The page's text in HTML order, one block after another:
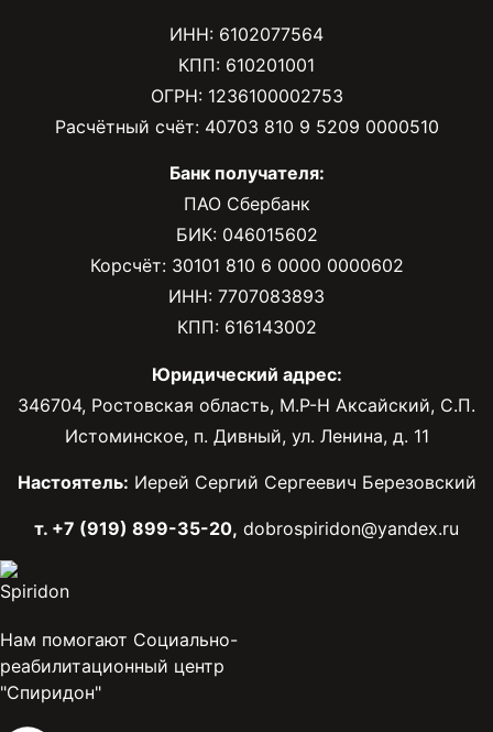
ИНН: 6102077564
КПП: 610201001
ОГРН: 1236100002753
Расчётный счёт: 40703 810 9 5209 0000510
Банк получателя:
ПАО Сбербанк
БИК: 046015602
Корсчёт: 30101 810 6 0000 0000602
ИНН: 7707083893
КПП: 616143002
Юридический адрес:
346704, Ростовская область, М.Р-Н Аксайский, С.П.
Истоминское, п. Дивный, ул. Ленина, д. 11
Настоятель: Иерей Сергий Сергеевич Березовский
т. +7 (919) 899-35-20, dobrospiridon@yandex.ru
Нам помогают Социально-
реабилитационный центр
"Спиридон"